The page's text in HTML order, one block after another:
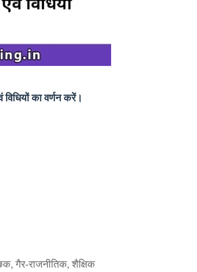
विधियों का वर्णन करें।
गैर-राजनीतिक, शैक्षिक